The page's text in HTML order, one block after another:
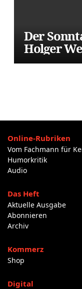
Der
Holger
Online-Rubriken
Vom Fachmann für
Humorkritik
Audio
Das Heft
Aktuelle Ausgabe
Abonnieren
Archiv
Kommerz
Shop
Digital